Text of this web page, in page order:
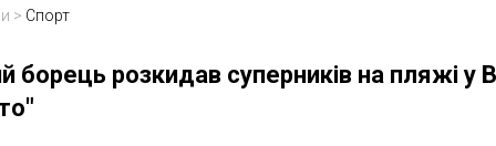
> Спорт
борець розкидав суперників на пляжі у